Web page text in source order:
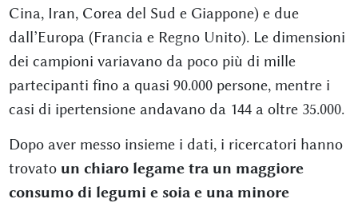
Cina, Iran, Corea del Sud e Giappone) e due
dall’Europa (Francia e Regno Unito). Le dimensioni
dei campioni variavano da poco più di mille
partecipanti fino a quasi 90.000 persone, mentre i
casi di ipertensione andavano da 144 a oltre 35.000.
Dopo aver messo insieme i dati, i ricercatori hanno
trovato un chiaro legame tra un maggiore
consumo di legumi e soia e una minore